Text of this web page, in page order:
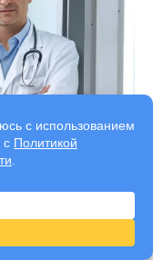
по методу
при